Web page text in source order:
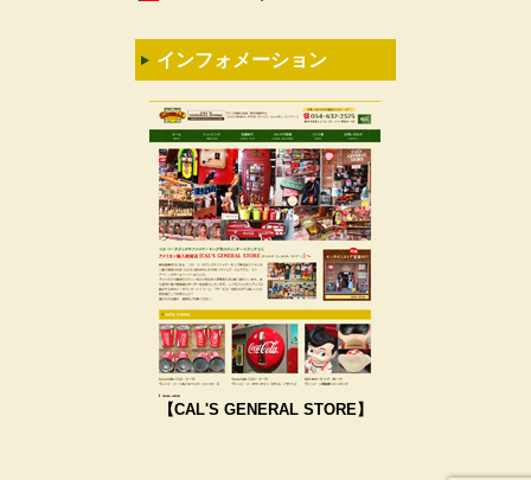
インフォメーション
【CAL'S GENERAL STORE】